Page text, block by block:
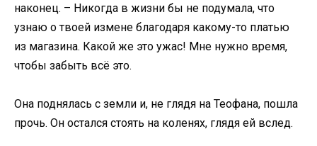
наконец. – Никогда в жизни бы не подумала, что
узнаю о твоей измене благодаря какому-то платью
из магазина. Какой же это ужас! Мне нужно время,
чтобы забыть всё это.
Она поднялась с земли и, не глядя на Теофана, пошла
прочь. Он остался стоять на коленях, глядя ей вслед.